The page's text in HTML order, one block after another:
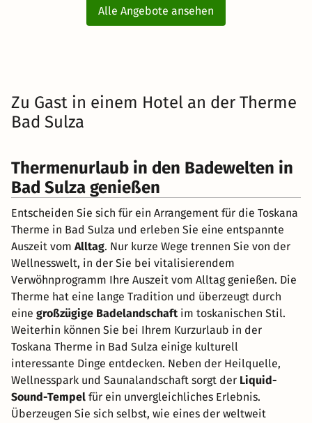
Alle Angebote ansehen
Zu Gast in einem Hotel an der Therme
Bad Sulza
Thermenurlaub in den Badewelten in
Bad Sulza genießen
Entscheiden Sie sich für ein Arrangement für die Toskana
Therme in Bad Sulza und erleben Sie eine entspannte
Auszeit vom Alltag. Nur kurze Wege trennen Sie von der
Wellnesswelt, in der Sie bei vitalisierendem
Verwöhnprogramm Ihre Auszeit vom Alltag genießen. Die
Therme hat eine lange Tradition und überzeugt durch
eine großzügige Badelandschaftim toskanischen Stil.
Weiterhin können Sie bei Ihrem Kurzurlaub in der
Toskana Therme in Bad Sulza einige kulturell
interessante Dinge entdecken. Neben der Heilquelle,
Wellnesspark und Saunalandschaft sorgt der Liquid-
Sound-Tempel für ein unvergleichliches Erlebnis.
Überzeugen Sie sich selbst, wie eines der weltweit